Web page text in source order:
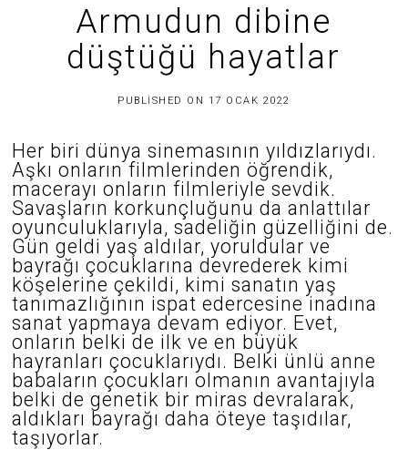
Armudun dibine
düştüğü hayatlar
PUBLISHED ON 17 OCAK 2022
A
Z
I
A
N
2
0
2
5
Her biri dünya sinemasının yıldızlarıydı.
Aşkı onların filmlerinden öğrendik,
macerayı onların filmleriyle sevdik.
Savaşların korkunçluğunu da anlattılar
oyunculuklarıyla, sadeliğin güzelliğini de.
Gün geldi yaş aldılar, yoruldular ve
bayrağı çocuklarına devrederek kimi
köşelerine çekildi, kimi sanatın yaş
tanımazlığının ispat edercesine inadına
sanat yapmaya devam ediyor. Evet,
onların belki de ilk ve en büyük
hayranları çocuklarıydı. Belki ünlü anne
babaların çocukları olmanın avantajıyla
belki de genetik bir miras devralarak,
aldıkları bayrağı daha öteye taşıdılar,
taşıyorlar.